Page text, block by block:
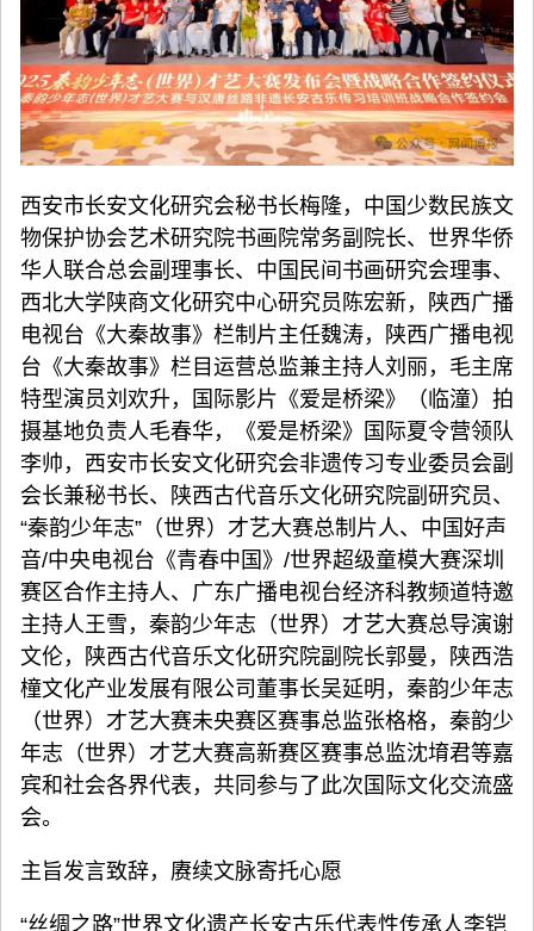
西安市长安文化研究会秘书长梅隆，中国少数民族文
物保护协会艺术研究院书画院常务副院长、世界华侨
华人联合总会副理事长、中国民间书画研究会理事、
西北大学陕商文化研究中心研究员陈宏新，陕西广播
电视台《大秦故事》栏制片主任魏涛，陕西广播电视
台《大秦故事》栏目运营总监兼主持人刘丽，毛主席
特型演员刘欢升，国际影片《爱是桥梁》（临潼）拍
摄基地负责人毛春华，《爱是桥梁》国际夏令营领队
李帅，西安市长安文化研究会非遗传习专业委员会副
会长兼秘书长、陕西古代音乐文化研究院副研究员、
“秦韵少年志”（世界）才艺大赛总制片人、中国好声
音/中央电视台《青春中国》/世界超级童模大赛深圳
赛区合作主持人、广东广播电视台经济科教频道特邀
主持人王雪，秦韵少年志（世界）才艺大赛总导演谢
文伦，陕西古代音乐文化研究院副院长郭曼，陕西浩
橦文化产业发展有限公司董事长吴延明，秦韵少年志
（世界）才艺大赛未央赛区赛事总监张格格，秦韵少
年志（世界）才艺大赛高新赛区赛事总监沈堉君等嘉
宾和社会各界代表，共同参与了此次国际文化交流盛
会。
主旨发言致辞，赓续文脉寄托心愿
“丝绸之路”世界文化遗产长安古乐代表性传承人李铠